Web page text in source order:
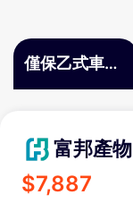
僅保乙式車體
險
富邦產物
$7,887